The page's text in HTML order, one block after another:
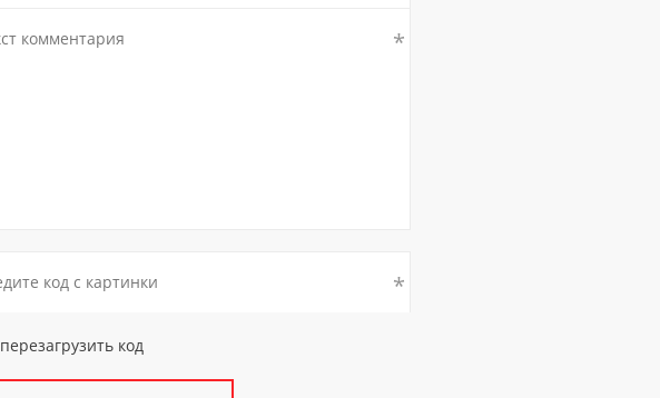
перезагрузить код